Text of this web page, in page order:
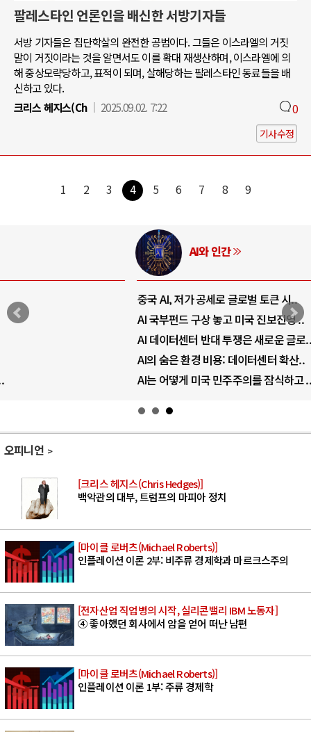
팔레스타인 언론인을 배신한 서방기자들
서방 기자들은 집단학살의 완전한 공범이다. 그들은 이스라엘의 거짓
말이 거짓이라는 것을 알면서도 이를 확대 재생산하며, 이스라엘에 의
해 중상모략당하고, 표적이 되며, 살해당하는 팔레스타인 동료들을 배
신하고 있다.
크리스 헤지스(Ch
2025.09.02. 7:22 0
기사수정
1 2 3 4 5 6 7 8 9
중국 AI, 저가 공세로 글로벌 토큰 시..
AI 국부펀드 구상 놓고 미국 진보진영 ..
AI 데이터센터 반대 투쟁은 새로운 글로..
AI의 숨은 환경 비용: 데이터센터 확산..
AI는 어떻게 미국 민주주의를 잠식하고 ..
오피니언
[크리스 헤지스(Chris Hedges)]
백악관의 대부, 트럼프의 마피아 정치
[마이클 로버츠(Michael Roberts)]
인플레이션 이론 2부: 비주류 경제학과 마르크스주의
[전자산업 직업병의 시작, 실리콘밸리 IBM 노동자]
④ 좋아했던 회사에서 암을 얻어 떠난 남편
[마이클 로버츠(Michael Roberts)]
인플레이션 이론 1부: 주류 경제학